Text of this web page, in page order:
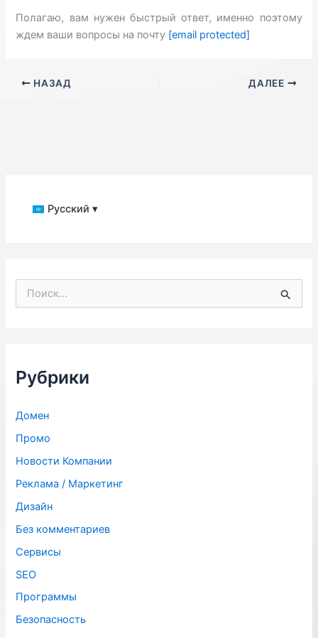
Полагаю, вам нужен быстрый ответ, именно поэтому
ждем ваши вопросы на почту [email protected]
НАЗАД ДАЛЕЕ
Русский ▾
Рубрики
Домен
Промо
Новости Компании
Реклама / Маркетинг
Дизайн
Без комментариев
Сервисы
SЕО
Программы
Безопасность